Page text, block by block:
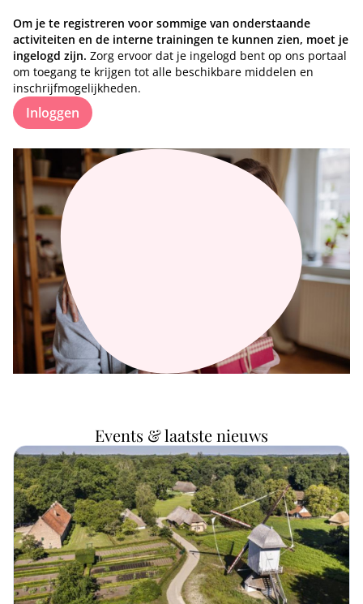
Om je te registreren voor sommige van onderstaande
activiteiten en de interne trainingen te kunnen zien, moet je
ingelogd zijn. Zorg ervoor dat je ingelogd bent op ons portaal
om toegang te krijgen tot alle beschikbare middelen en
inschrijfmogelijkheden.
Inloggen
Events & laatste nieuws